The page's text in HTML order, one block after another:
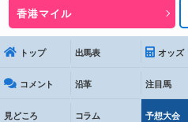
香港マイル
トップ 出馬表 オッズ
コメント 沿革 注目馬
見どころ コラム 予想大会